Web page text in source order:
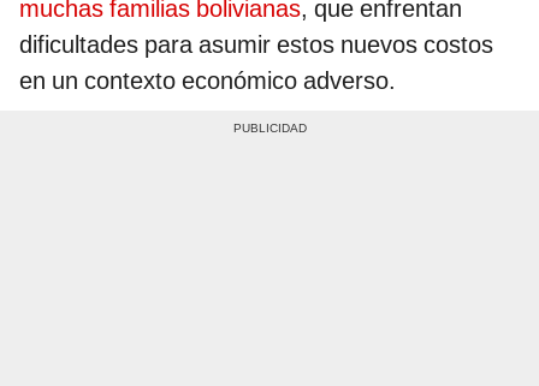
muchas familias bolivianas, que enfrentan
dificultades para asumir estos nuevos costos
en un contexto económico adverso.